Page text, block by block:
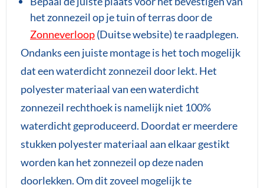
het zonnezeil op je tuin of terras door de
Zonneverloop(Duitse website) te raadplegen.
Ondanks een juiste montage is het toch mogelijk
dat een waterdicht zonnezeil door lekt. Het
polyester materiaal van een waterdicht
zonnezeil rechthoek is namelijk niet 100%
waterdicht geproduceerd. Doordat er meerdere
stukken polyester materiaal aan elkaar gestikt
worden kan het zonnezeil op deze naden
doorlekken. Om dit zoveel mogelijk te